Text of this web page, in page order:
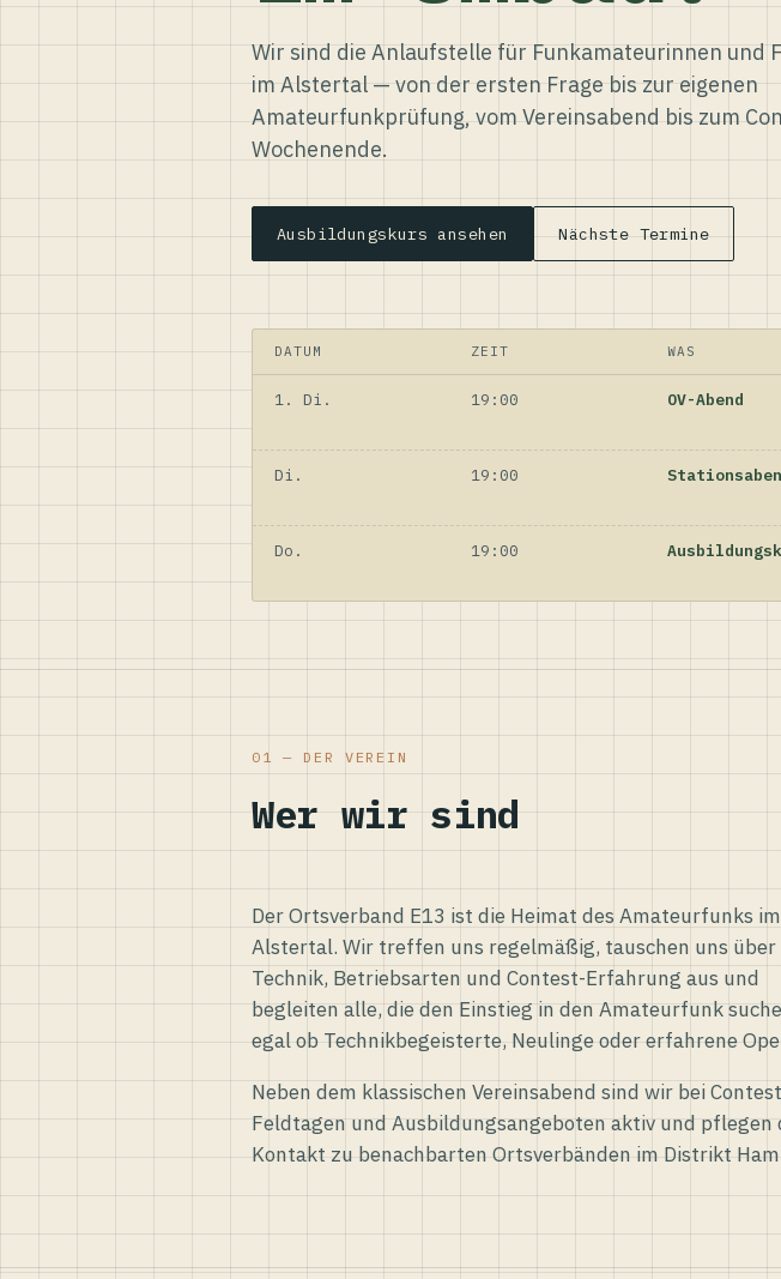
Wir sind die Anlaufstelle für Funkamateurinnen und
im Alstertal — von der ersten Frage bis zur eigenen
Amateurfunkprüfung, vom Vereinsabend bis zum
Wochenende.
Ausbildungskurs ansehen Nächste Termine
DATUM ZEIT WAS
1. Di. 19:00 OV-Abend
Di. 19:00
Do. 19:00
01 — DER VEREIN
Wer wir sind
Der Ortsverband E13 ist die Heimat des Amateurfunks im
Alstertal. Wir treffen uns regelmäßig, tauschen uns über
Technik, Betriebsarten und Contest-Erfahrung aus und
begleiten alle, die den Einstieg in den Amateurfunk
egal ob Technikbegeisterte, Neulinge oder erfahrene
Neben dem klassischen Vereinsabend sind wir bei
Feldtagen und Ausbildungsangeboten aktiv und pflegen
Kontakt zu benachbarten Ortsverbänden im Distrikt